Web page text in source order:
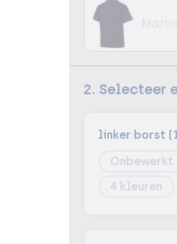
2. Selecteer
linker borst
Onbewerkt
4